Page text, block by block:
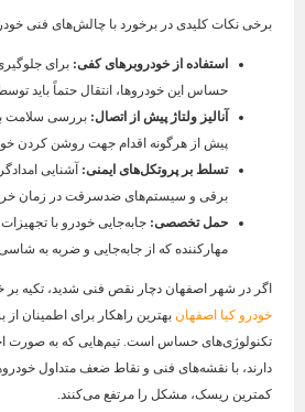
برخی نکات کلیدی در برخورد با چالش‌های فنی
استفاده از خودروبرهای کفی: برای
حساس این خودروها، انتقال حتماً باید
آنالیز ولتاژ پیش از اتصال: بررسی سلامت
پیش از هرگونه اقدام جهت روشن کردن
تسلط بر پروتکل‌های ایمنی: آشنایی
برقی و سیستم‌های ضدسرقت در زمان
حمل تخصصی: جابه‌جایی خودرو با
مهارکننده که از جابه‌جایی و ضربه به
اگر در شهر اصفهان دچار نقص فنی شدید، تکیه
خودرو کیا اصفهان بهترین راهکار برای اطمینان از
تکنولوژی‌های حساس است. تیم‌هایی که به صورت
دارند، با نقشه‌های فنی و نقاط ضعف متداول
کمترین ریسک، مشکل را مرتفع می‌کنند.